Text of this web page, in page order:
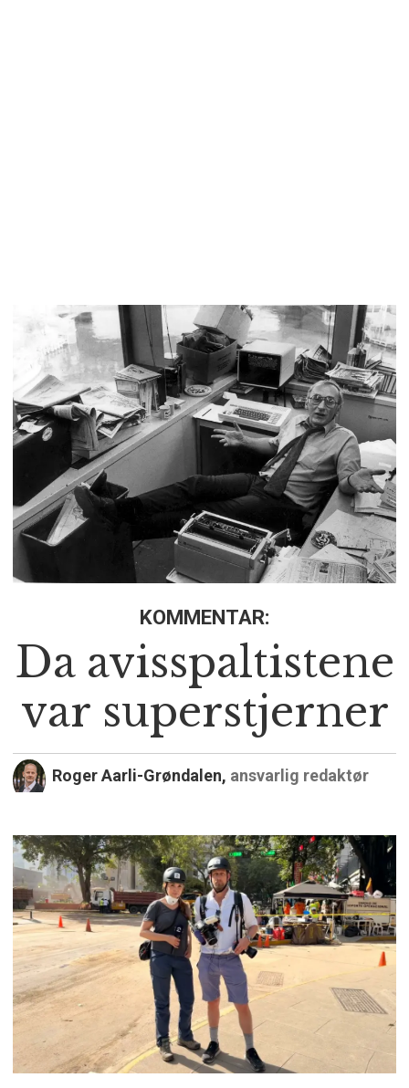
KOMMENTAR:
Da avisspaltistene
var superstjerner
Roger Aarli-Grøndalen, ansvarlig redaktør